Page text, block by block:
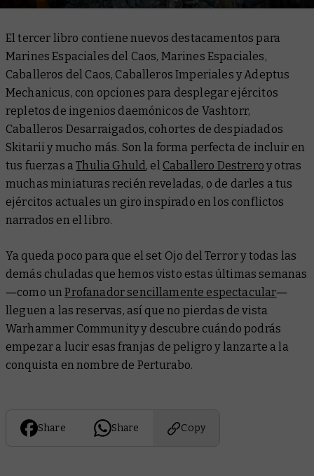
El tercer libro contiene nuevos destacamentos para
Marines Espaciales del Caos, Marines Espaciales,
Caballeros del Caos, Caballeros Imperiales y Adeptus
Mechanicus, con opciones para desplegar ejércitos
repletos de ingenios daemónicos de Vashtorr,
Caballeros Desarraigados, cohortes de despiadados
Skitarii y mucho más. Son la forma perfecta de incluir en
tus fuerzas aThulia Ghuld, el Caballero Destrero y otras
muchas miniaturas recién reveladas, o de darles a tus
ejércitos actuales un giro inspirado en los conflictos
narrados en el libro.
Ya queda poco para que el set Ojo del Terrory todas las
demás chuladas que hemos visto estas últimas semanas
―como unProfanador sencillamente espectacular―
lleguen a las reservas, así que no pierdas de vista
Warhammer Community y descubre cuándo podrás
empezar a lucir esas franjas de peligro y lanzarte a la
conquista en nombre de Perturabo.
Share Share Copy